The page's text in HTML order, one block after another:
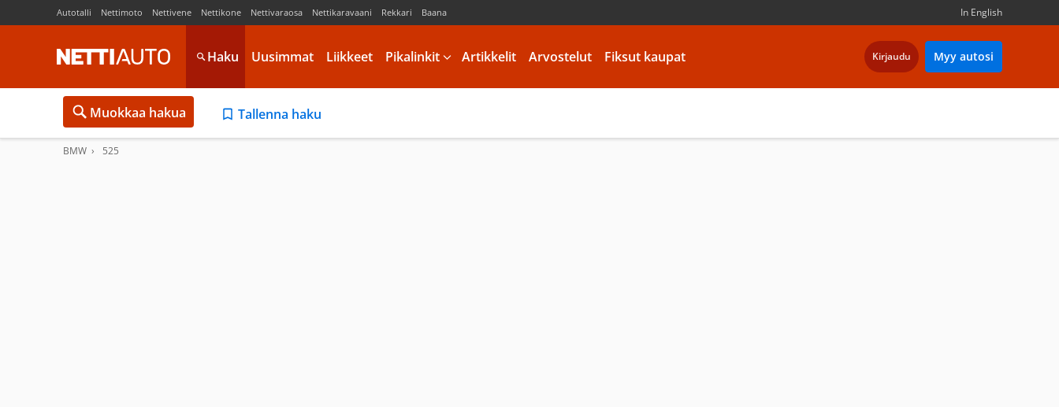
Autotalli Nettimoto Nettivene Nettikone Nettivaraosa Nettikaravaani Rekkari Baana In English
Haku Uusimmat Liikkeet Pikalinkit Artikkelit Arvostelut Fiksut kaupat Kirjaudu Myy autosi
Muokkaa hakua Tallenna haku
BMW 525